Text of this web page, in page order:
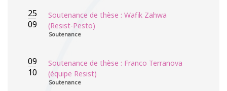
25
09
Soutenance de thèse : Wafik Zahwa
(Resist-Pesto)
Soutenance
09
10
Soutenance de thèse : Franco Terranova
(équipe Resist)
Soutenance